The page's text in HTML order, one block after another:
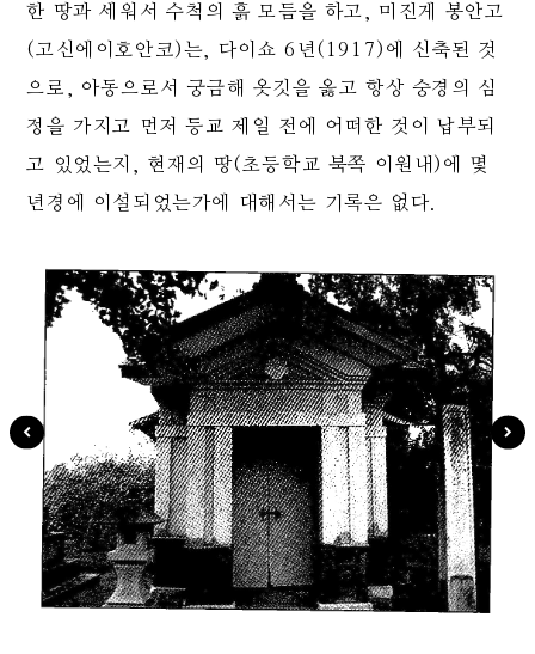
한 땅과 세워서 수척의 흙 모듬을 하고, 미진게 봉안고
(고신에이호안코)는, 다이쇼 6년(1917)에 신축된 것
으로, 아동으로서 궁금해 옷깃을 옳고 항상 숭경의 심
정을 가지고 먼저 등교 제일 전에 어떠한 것이 납부되
고 있었는지, 현재의 땅(초등학교 북쪽 이원내)에 몇
년경에 이설되었는가에 대해서는 기록은 없다.